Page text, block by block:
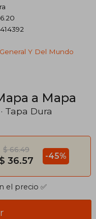
Y Del Mundo
a Mapa
· Tapa Dura
$ 66.49
$ 36.57 -45%
el precio ✅